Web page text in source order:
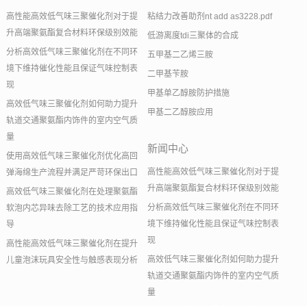
高性能高效低气味三聚催化剂对于提
升高端聚氨酯复合材料环保级别效能
分析高效低气味三聚催化剂在不同环
境下维持催化性能且保证气味控制表
现
高效低气味三聚催化剂如何助力提升
轨道交通聚氨酯内饰件的室内空气质
量
使用高效低气味三聚催化剂优化高回
弹海绵生产流程并满足严苛环保出口
高效低气味三聚催化剂在处理聚氨酯
软泡内芯异味去除工艺的技术应用指
导
高性能高效低气味三聚催化剂在提升
儿童泡沫玩具安全性与触感表现分析
粘结力改善助剂nt add as3228.pdf
低游离度tdi三聚体的合成
五甲基二乙烯三胺
二甲基苄胺
甲基单乙醇胺防护措施
甲基二乙醇胺应用
新闻中心
高性能高效低气味三聚催化剂对于提
升高端聚氨酯复合材料环保级别效能
分析高效低气味三聚催化剂在不同环
境下维持催化性能且保证气味控制表
现
高效低气味三聚催化剂如何助力提升
轨道交通聚氨酯内饰件的室内空气质
量